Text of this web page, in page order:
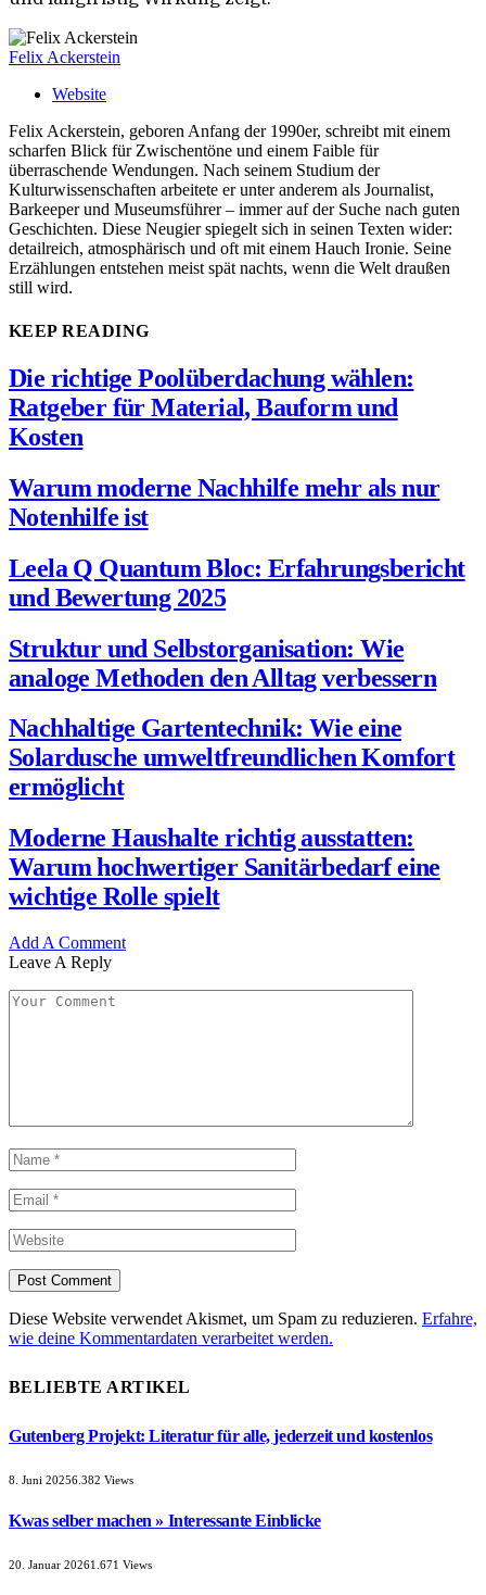
Felix Ackerstein
Website
Felix Ackerstein, geboren Anfang der 1990er, schreibt mit einem
scharfen Blick für Zwischentöne und einem Faible für
überraschende Wendungen. Nach seinem Studium der
Kulturwissenschaften arbeitete er unter anderem als Journalist,
Barkeeper und Museumsführer – immer auf der Suche nach guten
Geschichten. Diese Neugier spiegelt sich in seinen Texten wider:
detailreich, atmosphärisch und oft mit einem Hauch Ironie. Seine
Erzählungen entstehen meist spät nachts, wenn die Welt draußen
still wird.
KEEP READING
Die richtige Poolüberdachung wählen:
Ratgeber für Material, Bauform und
Kosten
Warum moderne Nachhilfe mehr als nur
Notenhilfe ist
Leela Q Quantum Bloc: Erfahrungsbericht
und Bewertung 2025
Struktur und Selbstorganisation: Wie
analoge Methoden den Alltag verbessern
Nachhaltige Gartentechnik: Wie eine
Solardusche umweltfreundlichen Komfort
ermöglicht
Moderne Haushalte richtig ausstatten:
Warum hochwertiger Sanitärbedarf eine
wichtige Rolle spielt
Add A Comment
Leave A Reply
Diese Website verwendet Akismet, um Spam zu reduzieren. Erfahre,
wie deine Kommentardaten verarbeitet werden.
BELIEBTE ARTIKEL
Gutenberg Projekt: Literatur für alle, jederzeit und kostenlos
8. Juni 20256.382 Views
Kwas selber machen » Interessante Einblicke
20. Januar 20261.671 Views